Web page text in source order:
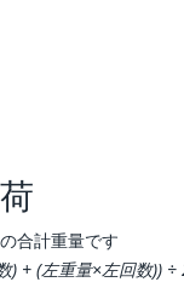
合計重量です
) + (左重量×左回数)) ÷